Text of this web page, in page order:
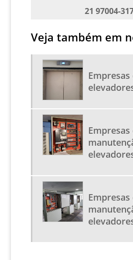
REPARO DE ELEVADORES
SERVIÇO DE MANUTENÇÃO DE
SERVIÇOS DE ELEVADORES
SERVIÇOS EM ESCADAS ROLANTES
CONSULTORIA EM ELEVADORES
MANUTENÇÃO DE ELEVADORES
MANUTENÇÃO DE ESCADAS
ELEVADORES
BOTOEIRAS DE ELEVADOR
CABINA ELEVADOR
21 97004-
Veja também em
Empresas
Empresas